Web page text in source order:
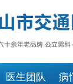
医生团队 病